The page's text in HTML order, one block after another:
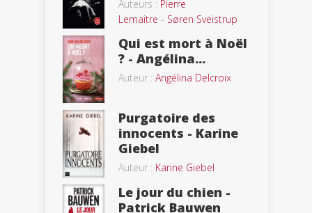
Auteurs : Pierre
Lemaitre - Søren Sveistrup
Qui est mort à Noël
? - Angélina...
Auteur : Angélina Delcroix
Purgatoire des
innocents - Karine
Giebel
Auteur : Karine Giebel
Le jour du chien -
Patrick Bauwen